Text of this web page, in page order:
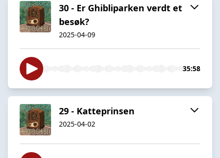
30 - Er Ghibliparken verdt et
besøk?
2025-04-09
35:58
29 - Katteprinsen
2025-04-02